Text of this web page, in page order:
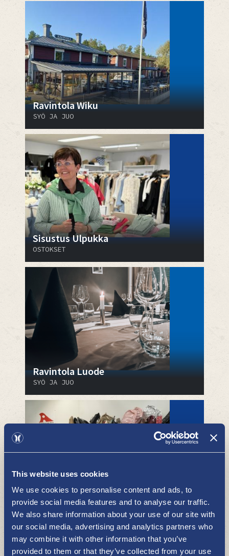
This website uses cookies
We use cookies to personalise content and ads, to
provide social media features and to analyse our traffic.
We also share information about your use of our site with
our social media, advertising and analytics partners who
may combine it with other information that you’ve
provided to them or that they’ve collected from your use
Ravintola Wiku
SYÖ JA JUO
Sisustus Ulpukka
OSTOKSET
Ravintola Luode
SYÖ JA JUO
Kenkäkauppa Alina
OSTOKSET